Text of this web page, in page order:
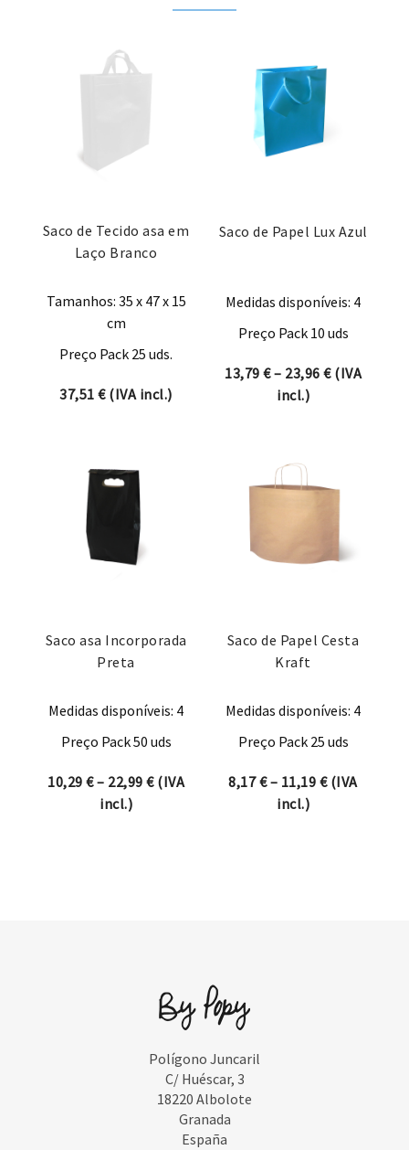
Saco de Tecido asa em
Laço Branco
Tamanhos: 35 x 47 x 15
cm
Preço Pack 25 uds.
37,51€(IVA incl.)
Saco de Papel Lux Azul
Medidas disponíveis: 4
Preço Pack 10 uds
13,79 €– 23,96 €Price
(IVA
incl.)
Saco asa Incorporada
Preta
Medidas disponíveis: 4
Preço Pack 50 uds
10,29 €– 22,99 €Price range: 10,29 € through 22,99 €
(IVA
incl.)
Saco de Papel Cesta
Kraft
Medidas disponíveis: 4
Preço Pack 25 uds
8,17€– 11,19 €Price
(IVA
incl.)
Polígono Juncaril
C/ Huéscar, 3
18220 Albolote
Granada
España